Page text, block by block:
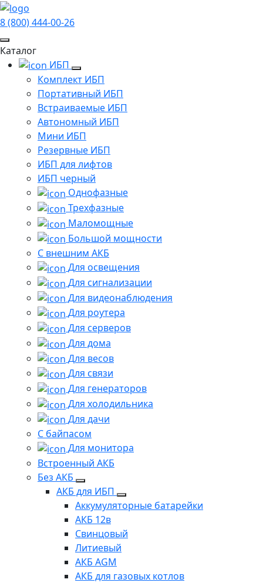
8 (800) 444-00-26
Каталог
ИБП
Комплект ИБП
Портативный ИБП
Встраиваемые ИБП
Автономный ИБП
Мини ИБП
Резервные ИБП
ИБП для лифтов
ИБП черный
Однофазные
Трехфазные
Маломощные
Большой мощности
С внешним АКБ
Для освещения
Для сигнализации
Для видеонаблюдения
Для роутера
Для серверов
Для дома
Для весов
Для связи
Для генераторов
Для холодильника
Для дачи
С байпасом
Для монитора
Встроенный АКБ
Без АКБ
АКБ для ИБП
Аккумуляторные батарейки
АКБ 12в
Свинцовый
Литиевый
АКБ AGM
АКБ для газовых котлов